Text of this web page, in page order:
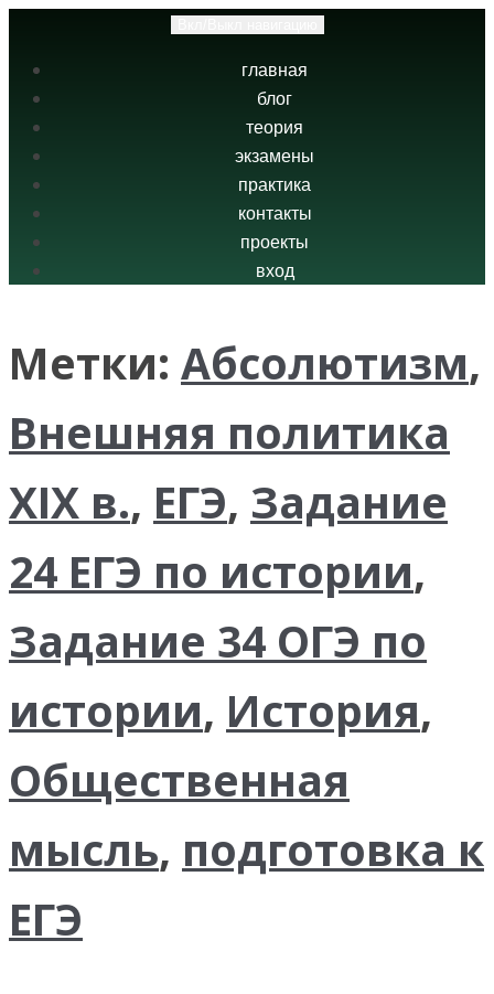
главная
блог
теория
экзамены
практика
контакты
проекты
вход
Метки: Абсолютизм,
Внешняя политика
XIX в., ЕГЭ, Задание
24 ЕГЭ по истории,
Задание 34 ОГЭ по
истории, История,
Общественная
мысль, подготовка к
ЕГЭ